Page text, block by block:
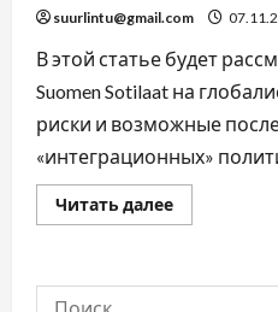
suurlintu@gmail.com
В этой статье будет
Suomen Sotilaat на
риски и возможные
«интеграционных»
Читать далее